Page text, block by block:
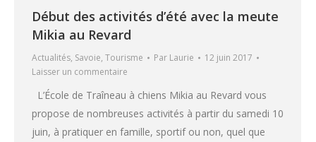
Début des activités d’été avec la meute
Mikia au Revard
Actualités, Savoie, Tourisme Par Laurie
12 juin 2017
Laisser un commentaire
L’École de Traîneau à chiens Mikia au Revard vous
propose de nombreuses activités à partir du samedi 10
juin, à pratiquer en famille, sportif ou non, quel que